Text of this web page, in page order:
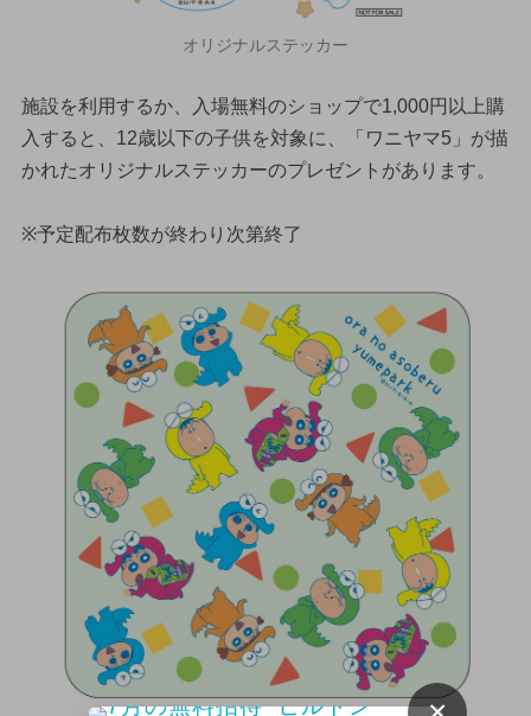
オリジナルステッカー
施設を利用するか、入場無料のショップで1,000円以上購
入すると、12歳以下の子供を対象に、「ワニヤマ5」が描
かれたオリジナルステッカーのプレゼントがあります。
※予定配布枚数が終わり次第終了